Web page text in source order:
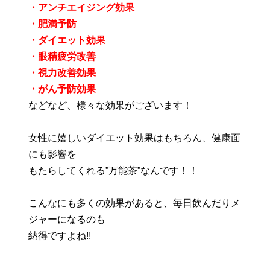
・アンチエイジング効果
・肥満予防
・ダイエット効果
・眼精疲労改善
・視力改善効果
・がん予防効果
などなど、様々な効果がございます！
女性に嬉しいダイエット効果はもちろん、健康面
にも影響を
もたらしてくれる”万能茶”なんです！！
こんなにも多くの効果があると、毎日飲んだりメ
ジャーになるのも
納得ですよね!!